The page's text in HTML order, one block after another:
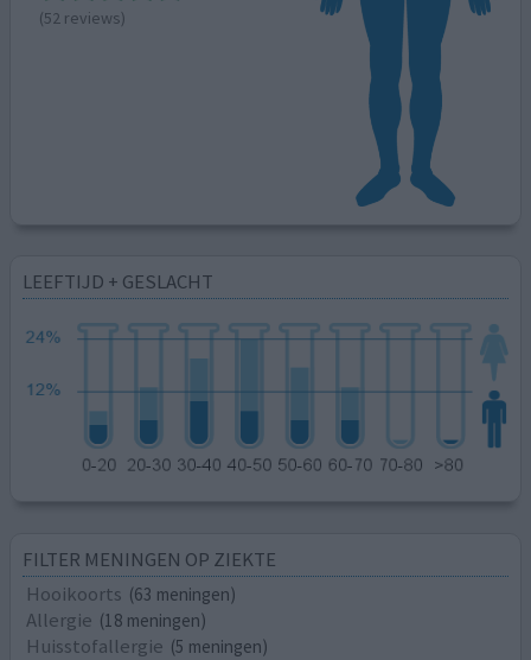
(52 reviews)
LEEFTIJD + GESLACHT
FILTER MENINGEN OP ZIEKTE
Hooikoorts (63 meningen)
Allergie (18 meningen)
Huisstofallergie (5 meningen)